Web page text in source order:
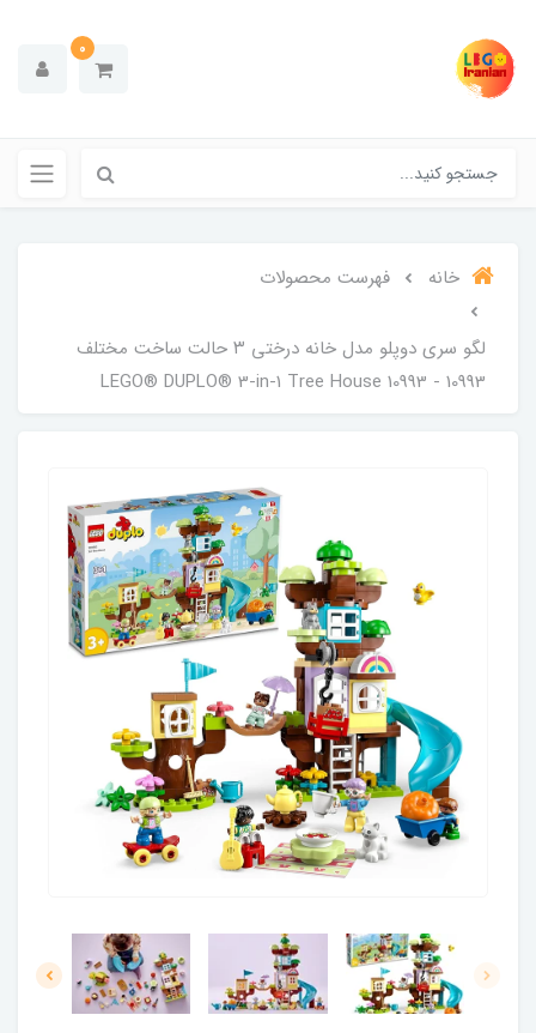
0
خانه فهرست محصولات
لگو سری دوپلو مدل خانه درختی ۳ حالت ساخت مختلف
10993 - LEGO® DUPLO® 3-in-1 Tree House 10993